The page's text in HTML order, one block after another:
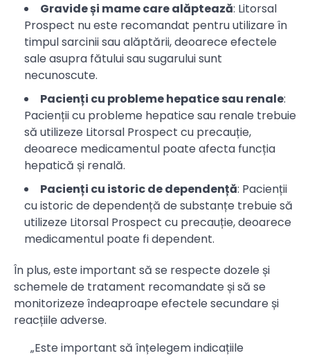
Gravide și mame care alăptează: Litorsal
Prospect nu este recomandat pentru utilizare în
timpul sarcinii sau alăptării, deoarece efectele
sale asupra fătului sau sugarului sunt
necunoscute.
Pacienți cu probleme hepatice sau renale:
Pacienții cu probleme hepatice sau renale trebuie
să utilizeze Litorsal Prospect cu precauție,
deoarece medicamentul poate afecta funcția
hepatică și renală.
Pacienți cu istoric de dependență: Pacienții
cu istoric de dependență de substanțe trebuie să
utilizeze Litorsal Prospect cu precauție, deoarece
medicamentul poate fi dependent.
În plus, este important să se respecte dozele și
schemele de tratament recomandate și să se
monitorizeze îndeaproape efectele secundare și
reacțiile adverse.
„Este important să înțelegem indicațiile